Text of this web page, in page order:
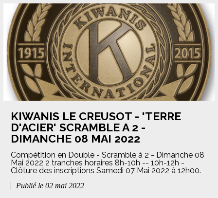
KIWANIS LE CREUSOT - 'TERRE
D'ACIER' SCRAMBLE A 2 -
DIMANCHE 08 MAI 2022
Compétition en Double - Scramble à 2 - Dimanche 08
Mai 2022 2 tranches horaires 8h-10h -- 10h-12h -
Clôture des inscriptions Samedi 07 Mai 2022 à 12h00.
Publié le 02 mai 2022